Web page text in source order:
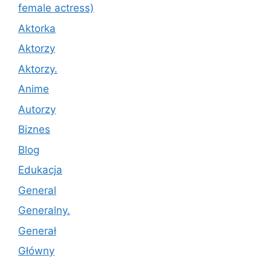
female actress)
Aktorka
Aktorzy
Aktorzy.
Anime
Autorzy
Biznes
Blog
Edukacja
General
Generalny.
Generał
Główny